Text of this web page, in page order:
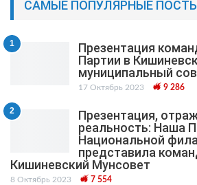
САМЫЕ ПОПУЛЯРНЫЕ
1
Презентация
Партии в
муниципальный
17 Октябрь 2023 9 286
2
Презентация,
реальность: Наша
Национальной
представила
Кишиневский Мунсовет
8 Октябрь 2023 7 554